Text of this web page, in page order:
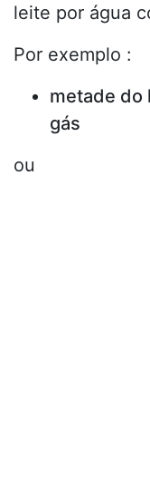
leite por água
Por exemplo :
metade do
gás
ou